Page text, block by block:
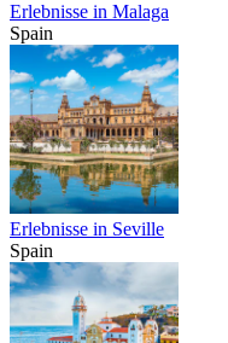
Erlebnisse in Malaga
Spain
Erlebnisse in Seville
Spain